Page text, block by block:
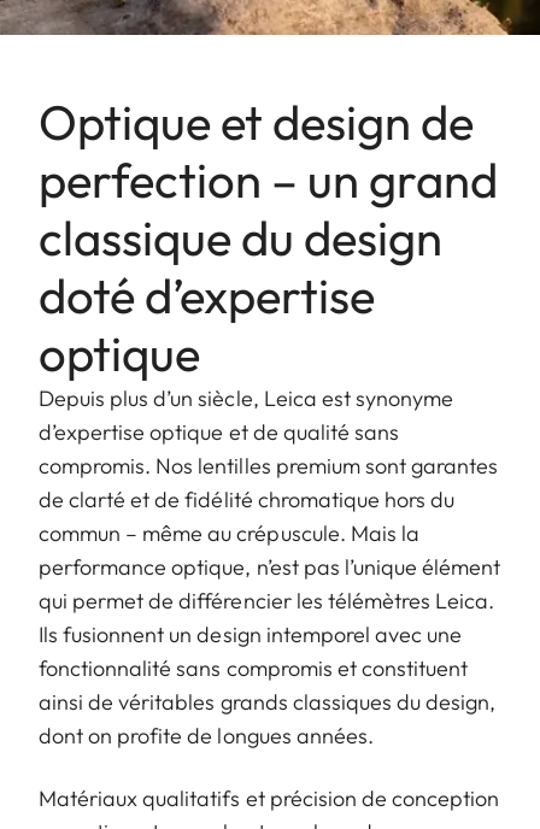
Optique et design de
perfection – un grand
classique du design
doté d’expertise
optique
Depuis plus d’un siècle, Leica est synonyme
d’expertise optique et de qualité sans
compromis. Nos lentilles premium sont garantes
de clarté et de fidélité chromatique hors du
commun – même au crépuscule. Mais la
performance optique, n’est pas l’unique élément
qui permet de différencier les télémètres Leica.
Ils fusionnent un design intemporel avec une
fonctionnalité sans compromis et constituent
ainsi de véritables grands classiques du design,
dont on profite de longues années.
Matériaux qualitatifs et précision de conception